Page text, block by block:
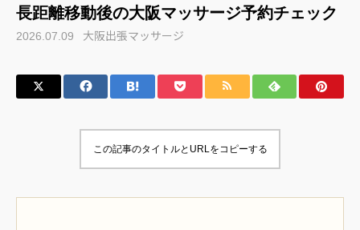
長距離移動後の大阪マッサージ予約チェック
2026.07.09 大阪出張マッサージ
この記事のタイトルとURLをコピーする